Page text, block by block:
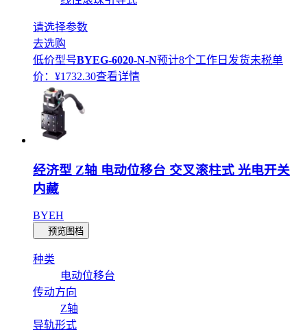
请选择参数
去选购
低价型号BYEG-6020-N-N预计8个工作日发货未税单
价：¥1732.30查看详情
经济型 Z轴 电动位移台 交叉滚柱式 光电开关
内藏
BYEH
预览图档
种类
电动位移台
传动方向
Z轴
导轨形式